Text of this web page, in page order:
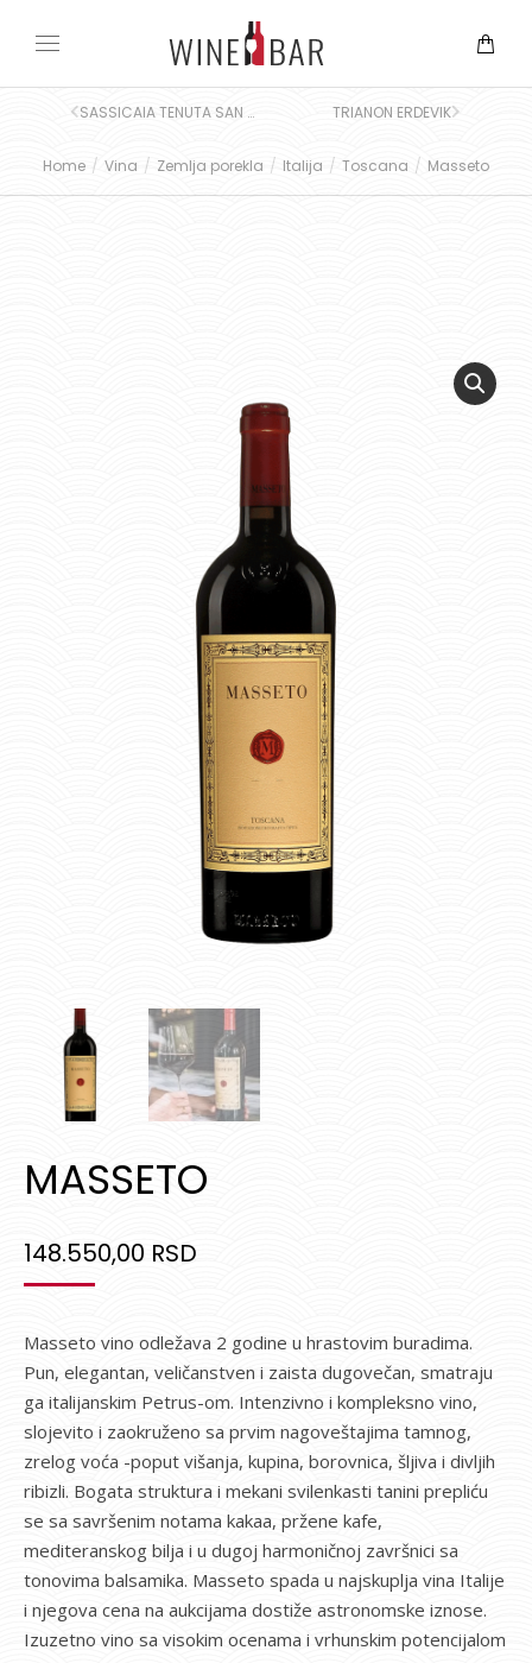
You are here:
Home Vina Zemlja porekla Italija Toscana Masseto
SASSICAIA TENUTA SAN GUIDO TRIANON ERDEVIK
MASSETO
148.550,00 RSD
Masseto vino odležava 2 godine u hrastovim buradima.
Pun, elegantan, veličanstven i zaista dugovečan, smatraju
ga italijanskim Petrus-om. Intenzivno i kompleksno vino,
slojevito i zaokruženo sa prvim nagoveštajima tamnog,
zrelog voća -poput višanja, kupina, borovnica, šljiva i divljih
ribizli. Bogata struktura i mekani svilenkasti tanini prepliću
se sa savršenim notama kakaa, pržene kafe,
mediteranskog bilja i u dugoj harmoničnoj završnici sa
tonovima balsamika. Masseto spada u najskuplja vina Italije
i njegova cena na aukcijama dostiže astronomske iznose.
Izuzetno vino sa visokim ocenama i vrhunskim potencijalom